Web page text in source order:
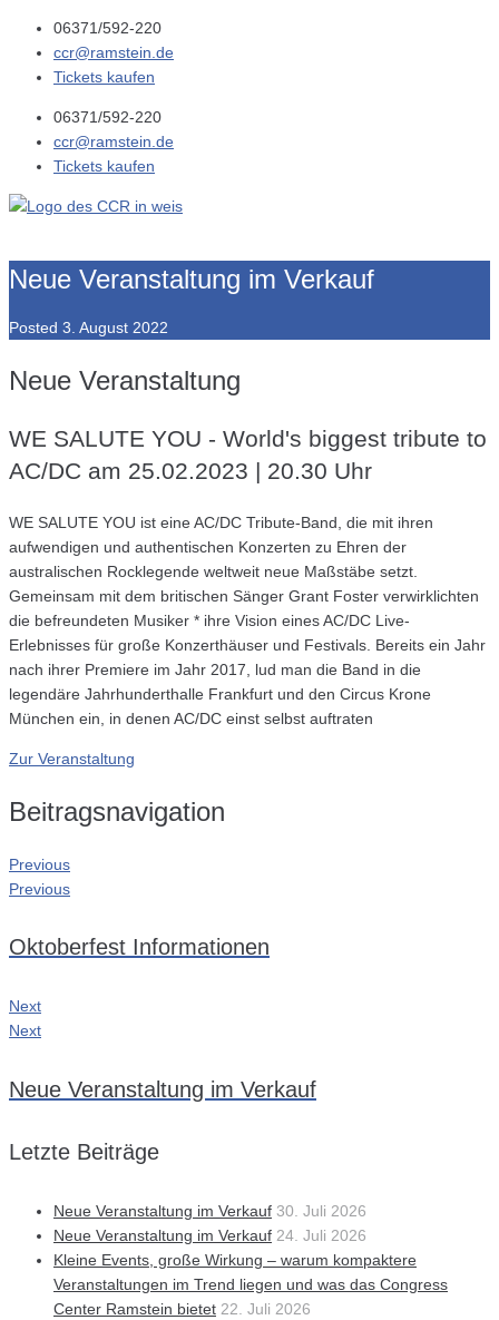
06371/592-220
ccr@ramstein.de
Tickets kaufen
06371/592-220
ccr@ramstein.de
Tickets kaufen
Neue Veranstaltung im Verkauf
Posted 3. August 2022
Neue Veranstaltung
WE SALUTE YOU - World's biggest tribute to
AC/DC am 25.02.2023 | 20.30 Uhr
WE SALUTE YOU ist eine AC/DC Tribute-Band, die mit ihren
aufwendigen und authentischen Konzerten zu Ehren der
australischen Rocklegende weltweit neue Maßstäbe setzt.
Gemeinsam mit dem britischen Sänger Grant Foster verwirklichten
die befreundeten Musiker * ihre Vision eines AC/DC Live-
Erlebnisses für große Konzerthäuser und Festivals. Bereits ein Jahr
nach ihrer Premiere im Jahr 2017, lud man die Band in die
legendäre Jahrhunderthalle Frankfurt und den Circus Krone
München ein, in denen AC/DC einst selbst auftraten
Zur Veranstaltung
Beitragsnavigation
Previous
Previous
Oktoberfest Informationen
Next
Next
Neue Veranstaltung im Verkauf
Letzte Beiträge
Neue Veranstaltung im Verkauf 30. Juli 2026
Neue Veranstaltung im Verkauf 24. Juli 2026
Kleine Events, große Wirkung – warum kompaktere
Veranstaltungen im Trend liegen und was das Congress
Center Ramstein bietet 22. Juli 2026